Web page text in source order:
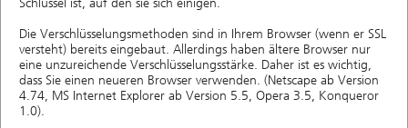
Schlüssel ist, auf den sie sich einigen.
Die Verschlüsselungsmethoden sind in Ihrem Browser (wenn er SSL
versteht) bereits eingebaut. Allerdings haben ältere Browser nur
eine unzureichende Verschlüsselungsstärke. Daher ist es wichtig,
dass Sie einen neueren Browser verwenden. (Netscape ab Version
4.74, MS Internet Explorer ab Version 5.5, Opera 3.5, Konqueror
1.0).